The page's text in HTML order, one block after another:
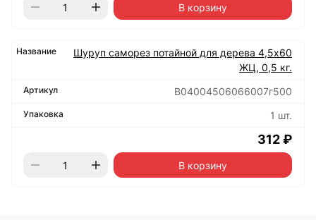
В корзину
Шуруп саморез потайной для дерева 4,5х60
ЖЦ, 0,5 кг.
B04004506066007г500
1 шт.
312 ₽
В корзину